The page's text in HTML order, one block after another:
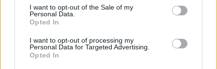
consent section.
I want to opt-out of the Sale of my
Personal Data.
Opted In
I want to opt-out of processing my
Personal Data for Targeted Advertising.
Opted In
Forum Romanum
Körülbelül 35 évet késtem ennek a helynek a